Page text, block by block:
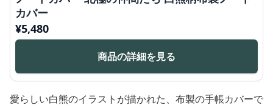
カバー
¥5,480
商品の詳細を見る
愛らしい白熊のイラストが描かれた、布製の手帳カバーで